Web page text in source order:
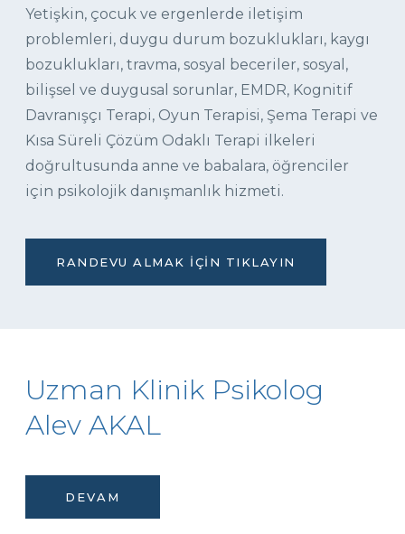
Yetişkin, çocuk ve ergenlerde iletişim
problemleri, duygu durum bozuklukları, kaygı
bozuklukları, travma, sosyal beceriler, sosyal,
bilişsel ve duygusal sorunlar, EMDR, Kognitif
Davranışçı Terapi, Oyun Terapisi, Şema Terapi ve
Kısa Süreli Çözüm Odaklı Terapi ilkeleri
doğrultusunda anne ve babalara, öğrenciler
için psikolojik danışmanlık hizmeti.
RANDEVU ALMAK İÇIN TIKLAYIN
Uzman Klinik Psikolog
Alev AKAL
DEVAM